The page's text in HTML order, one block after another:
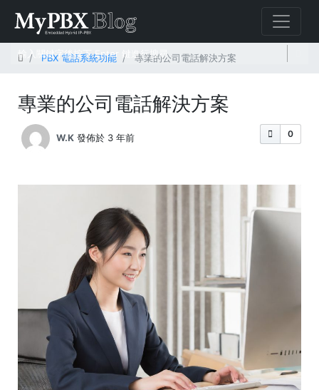
首頁 PBX 電話系統功能 專業的公司電話解決方案
專業的公司電話解決方案
0
W.K 發佈於 3 年前